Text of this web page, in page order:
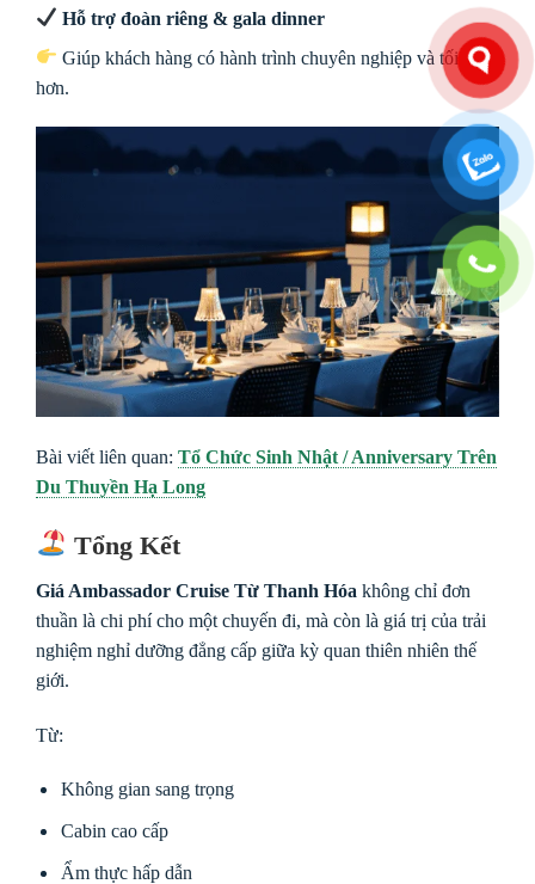
Hỗ trợ đoàn riêng & gala dinner
Giúp khách hàng có hành trình chuyên nghiệp và tối ưu
hơn.
Bài viết liên quan: Tổ Chức Sinh Nhật / Anniversary Trên
Du Thuyền Hạ Long
Tổng Kết
Giá Ambassador Cruise Từ Thanh Hóa không chỉ đơn
thuần là chi phí cho một chuyến đi, mà còn là giá trị của trải
nghiệm nghỉ dưỡng đẳng cấp giữa kỳ quan thiên nhiên thế
giới.
Từ:
Không gian sang trọng
Cabin cao cấp
Ẩm thực hấp dẫn